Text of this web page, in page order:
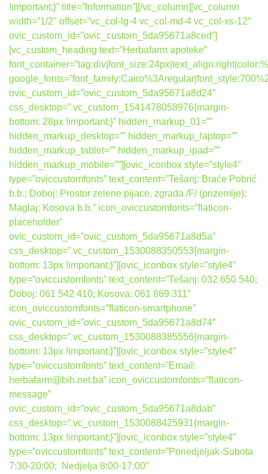
!important;}” title=”Information”][/vc_column][vc_column
width=”1/2″ offset=”vc_col-lg-4 vc_col-md-4 vc_col-xs-12″
ovic_custom_id=”ovic_custom_5da95671a8ced”]
[vc_custom_heading text=”Herbafarm apoteke”
ovic_custom_id=”ovic_custom_5da95671a8d24″
css_desktop=”.vc_custom_1541478058976{margin-
bottom: 28px !important;}” hidden_markup_01=””
hidden_markup_desktop=”” hidden_markup_laptop=””
hidden_markup_tablet=”” hidden_markup_ipad=””
hidden_markup_mobile=””][ovic_iconbox style=”style4″
type=”oviccustomfonts” text_content=”Tešanj: Braće Pobrić
b.b.; Doboj: Prostor zelene pijace, zgrada /F/ (prizemlje);
Maglaj: Kosova b.b.” icon_oviccustomfonts=”flaticon-
placeholder”
ovic_custom_id=”ovic_custom_5da95671a8d5a”
css_desktop=”.vc_custom_1530088350553{margin-
bottom: 13px !important;}”][ovic_iconbox style=”style4″
type=”oviccustomfonts” text_content=”Tešanj: 032 650 540;
Doboj: 061 542 410; Kosova: 061 869 311″
icon_oviccustomfonts=”flaticon-smartphone”
ovic_custom_id=”ovic_custom_5da95671a8d74″
css_desktop=”.vc_custom_1530088385556{margin-
bottom: 13px !important;}”][ovic_iconbox style=”style4″
type=”oviccustomfonts” text_content=”Email:
herbafarm@bih.net.ba” icon_oviccustomfonts=”flaticon-
message”
ovic_custom_id=”ovic_custom_5da95671a8dab”
css_desktop=”.vc_custom_1530088425931{margin-
bottom: 13px !important;}”][ovic_iconbox style=”style4″
type=”oviccustomfonts” text_content=”Ponedjeljak-Subota
7:30-20:00; Nedjelja 8:00-17:00″